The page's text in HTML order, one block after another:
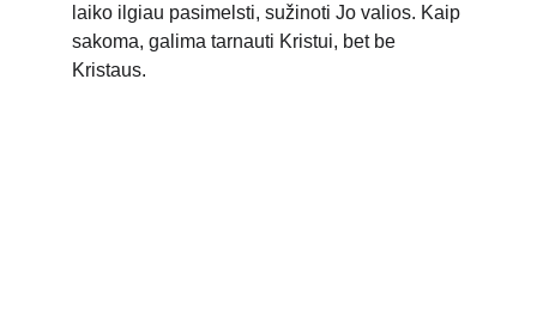
laiko ilgiau pasimelsti, sužinoti Jo valios. Kaip
sakoma, galima tarnauti Kristui, bet be
Kristaus.